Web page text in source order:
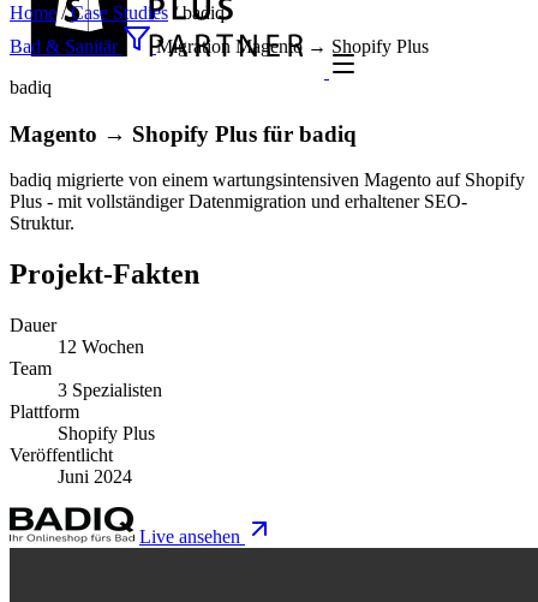
Home / Case Studies / badiq
Bad & Sanitär
Migration Magento → Shopify Plus
badiq
Magento → Shopify Plus für badiq
badiq migrierte von einem wartungsintensiven Magento auf Shopify
Plus - mit vollständiger Datenmigration und erhaltener SEO-
Struktur.
Projekt-Fakten
Dauer
12 Wochen
Team
3 Spezialisten
Plattform
Shopify Plus
Veröffentlicht
Juni 2024
Live ansehen